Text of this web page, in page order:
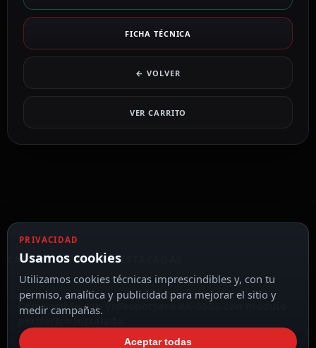
FICHA TÉCNICA
← VOLVER
VER CARRITO
CARACTERÍSTICAS DESTACADAS
Compatible con videoportero AK-S535 con módulo
periférico instalado
PRIVACIDAD
Usamos cookies
Utilizamos cookies técnicas imprescindibles y, con tu
permiso, analítica y publicidad para mejorar el sitio y
medir campañas.
Aceptar todas